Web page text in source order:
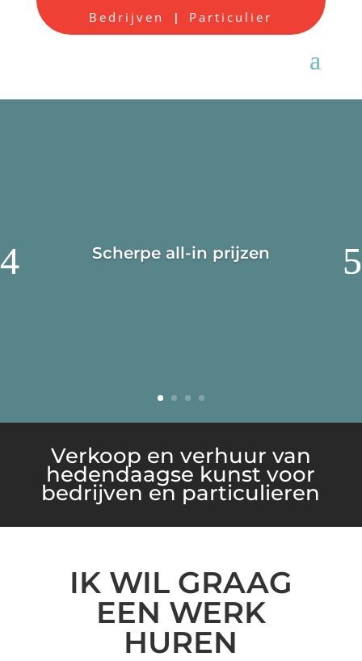
Bedrijven | Particulier
Scherpe all-in prijzen
Verkoop en verhuur van
hedendaagse kunst voor
bedrijven en particulieren
IK WIL GRAAG
EEN WERK
HUREN